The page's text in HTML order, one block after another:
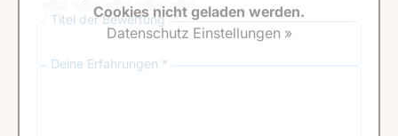
Titel der Bewertung
Deine Erfahrungen *
Cookies nicht geladen werden.
Datenschutz Einstellungen »